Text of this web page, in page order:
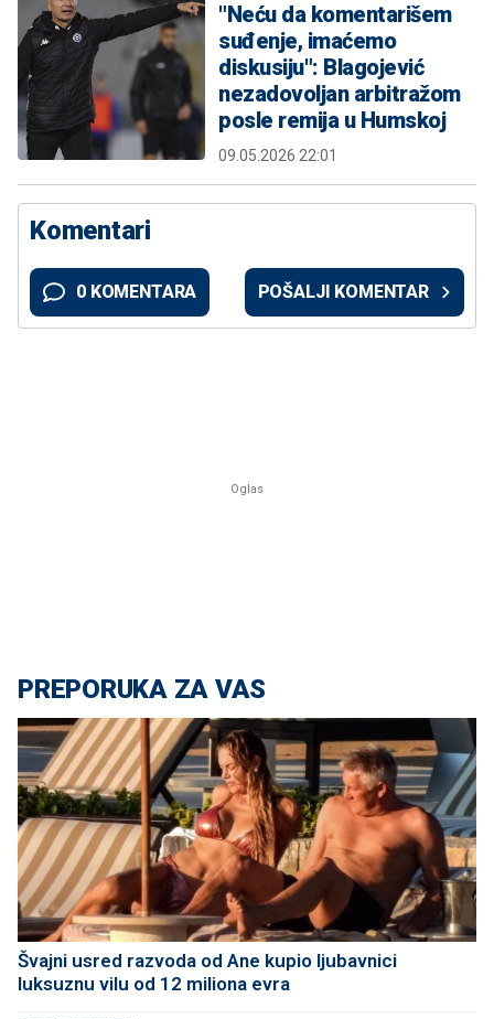
"Neću da komentarišem
suđenje, imaćemo
diskusiju": Blagojević
nezadovoljan arbitražom
posle remija u Humskoj
09.05.2026 22:01
Komentari
0 KOMENTARA POŠALJI KOMENTAR
PREPORUKA ZA VAS
Švajni usred razvoda od Ane kupio ljubavnici
luksuznu vilu od 12 miliona evra